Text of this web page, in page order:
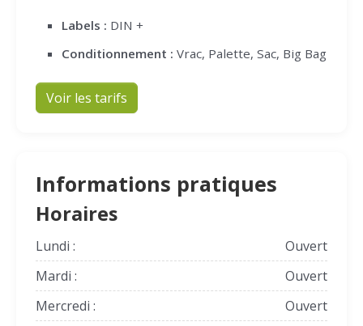
Labels : DIN +
Conditionnement : Vrac, Palette, Sac, Big Bag
Voir les tarifs
Informations pratiques
Horaires
Lundi :
Ouvert
Mardi :
Ouvert
Mercredi :
Ouvert